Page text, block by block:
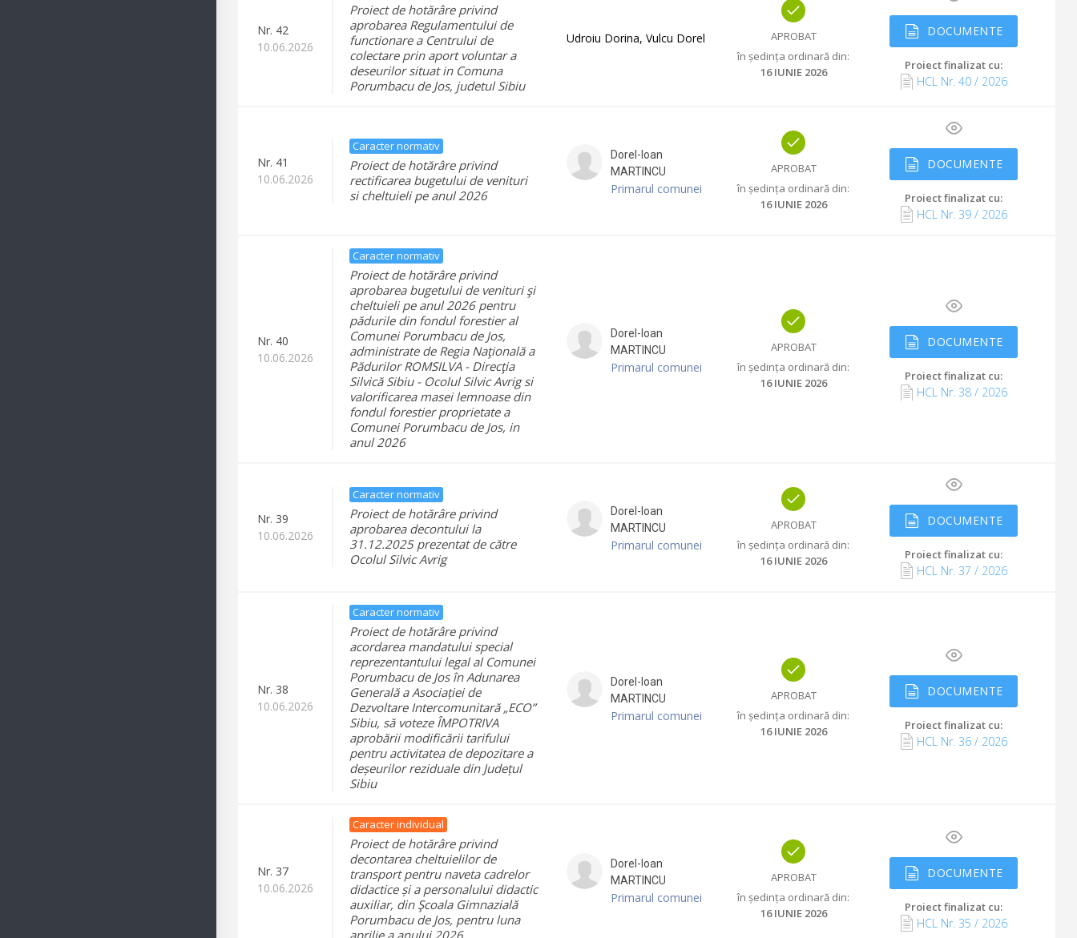
Nr. 42
10.06.2026
Proiect de hotărâre privind
aprobarea Regulamentului de
functionare a Centrului de
colectare prin aport voluntar a
deseurilor situat in Comuna
Porumbacu de Jos, judetul Sibiu
Udroiu Dorina, Vulcu Dorel
APROBAT
în ședința ordinară din:
16 IUNIE 2026
DOCUMENTE
Proiect finalizat cu:
HCL Nr. 40/ 2026
Nr. 41
10.06.2026
Caracter normativ
Proiect de hotărâre privind
rectificarea bugetului de venituri
si cheltuieli pe anul 2026
Dorel-Ioan
MARTINCU
Primarul comunei
APROBAT
în ședința ordinară din:
16 IUNIE 2026
DOCUMENTE
Proiect finalizat cu:
HCL Nr. 39/ 2026
Nr. 40
10.06.2026
Caracter normativ
Proiect de hotărâre privind
aprobarea bugetului de venituri şi
cheltuieli pe anul 2026 pentru
pădurile din fondul forestier al
Comunei Porumbacu de Jos,
administrate de Regia Naţională a
Pădurilor ROMSILVA - Direcţia
Silvică Sibiu - Ocolul Silvic Avrig si
valorificarea masei lemnoase din
fondul forestier proprietate a
Comunei Porumbacu de Jos, in
anul 2026
Dorel-Ioan
MARTINCU
Primarul comunei
APROBAT
în ședința ordinară din:
16 IUNIE 2026
DOCUMENTE
Proiect finalizat cu:
HCL Nr. 38/ 2026
Nr. 39
10.06.2026
Caracter normativ
Proiect de hotărâre privind
aprobarea decontului la
31.12.2025 prezentat de către
Ocolul Silvic Avrig
Dorel-Ioan
MARTINCU
Primarul comunei
APROBAT
în ședința ordinară din:
16 IUNIE 2026
DOCUMENTE
Proiect finalizat cu:
HCL Nr. 37 / 2026
Nr. 38
10.06.2026
Caracter normativ
Proiect de hotărâre privind
acordarea mandatului special
reprezentantului legal al Comunei
Porumbacu de Jos în Adunarea
Generală a Asociației de
Dezvoltare Intercomunitară „ECO”
Sibiu, să voteze ÎMPOTRIVA
aprobării modificării tarifului
pentru activitatea de depozitare a
deșeurilor reziduale din Județul
Sibiu
Dorel-Ioan
MARTINCU
Primarul comunei
APROBAT
în ședința ordinară din:
16 IUNIE 2026
DOCUMENTE
Proiect finalizat cu:
HCL Nr. 36/ 2026
Nr. 37
10.06.2026
Caracter individual
Proiect de hotărâre privind
decontarea cheltuielilor de
transport pentru naveta cadrelor
didactice și a personalului didactic
auxiliar, din Şcoala Gimnazială
Porumbacu de Jos, pentru luna
aprilie a anului 2026
Dorel-Ioan
MARTINCU
Primarul comunei
APROBAT
în ședința ordinară din:
16 IUNIE 2026
DOCUMENTE
Proiect finalizat cu:
HCL Nr. 35 / 2026